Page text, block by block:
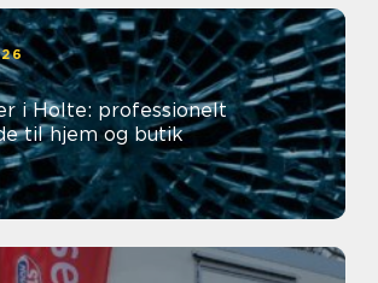
i Holte: professionelt
til hjem og butik